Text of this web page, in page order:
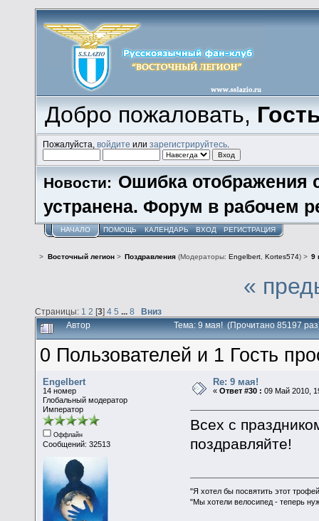
Добро пожаловать,
Пожалуйста,войдите илизарегистрируйтесь
Новости: Ошибка отображения
устранена. Форум в рабочем
НАЧАЛО ПОМОЩЬ КАЛЕНДАРЬ ВХОД РЕГИСТРАЦИЯ
> Восточный легион> Поздравления(Модераторы: Engelbert, Kortes574) > 9
«
Страницы: 1 2 [3] 4 5 8 Вниз
Автор Тема: 9 мая! (Прочитано 85197
0 Пользователей и 1 Гость
Engelbert
14 номер
Глобальный модератор
Император
Оффлайн
Сообщений: 32513
Re: 9 мая!
«Ответ #30 : 09 Май 2010,
Всех с
поздравляйте!
"Я хотел бы посвятить этот
"Мы хотели велосипед - теперь